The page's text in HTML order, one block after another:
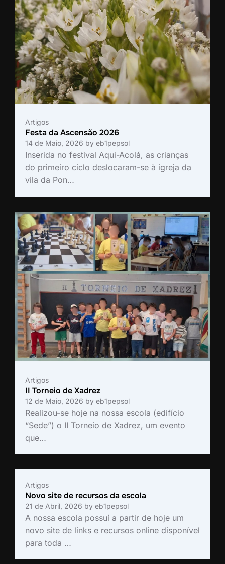
Artigos
Festa da Ascensão 2026
14 de Maio, 2026 by eb1pepsol
Inserida no festival Aqui-Acolá, as crianças
do primeiro ciclo deslocaram-se à igreja da
vila da Pon…
Artigos
II Torneio de Xadrez
12 de Maio, 2026 by eb1pepsol
Realizou-se hoje na nossa escola (edifício
“Sede”) o II Torneio de Xadrez, um evento
que…
Artigos
Novo site de recursos da escola
21 de Abril, 2026 by eb1pepsol
A nossa escola possuí a partir de hoje um
novo site de links e recursos online disponível
para toda …